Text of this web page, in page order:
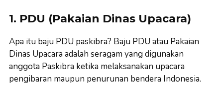
1. PDU (Pakaian Dinas Upacara)
Apa itu baju PDU paskibra? Baju PDU atau Pakaian
Dinas Upacara adalah seragam yang digunakan
anggota Paskibra ketika melaksanakan upacara
pengibaran maupun penurunan bendera Indonesia.